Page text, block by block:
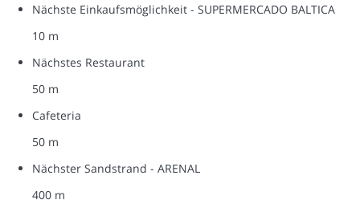
Nächste Einkaufsmöglichkeit - SUPERMERCADO BALTICA
10 m
Nächstes Restaurant
50 m
Cafeteria
50 m
Nächster Sandstrand - ARENAL
400 m